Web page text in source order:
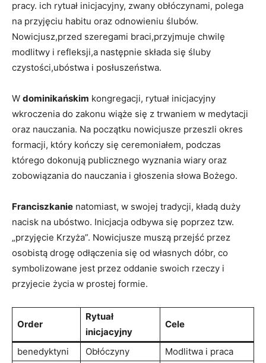
pracy. ich rytuał ⁣inicjacyjny, zwany ⁤obłóczynami, polega
na przyjęciu habitu oraz odnowieniu ślubów.
Nowicjusz,przed⁣ szeregami braci,przyjmuje ⁢chwilę
modlitwy i refleksji,a następnie składa się śluby
czystości,ubóstwa i posłuszeństwa.
W dominikańskim kongregacji, rytuał inicjacyjny
‌wkroczenia do zakonu wiąże się z trwaniem w medytacji
oraz nauczania. Na początku nowicjusze przeszli okres
formacji, który kończy się ceremoniałem, podczas
którego dokonują publicznego wyznania wiary ‍oraz
zobowiązania do nauczania ​i głoszenia słowa Bożego.
Franciszkanie natomiast,​ w swojej tradycji, ⁢kładą duży​
nacisk ‍na ubóstwo. Inicjacja odbywa się poprzez tzw.
„przyjęcie ​Krzyża”. Nowicjusze muszą przejść przez
osobistą drogę odłączenia się od własnych dóbr, co
symbolizowane jest przez oddanie swoich rzeczy i​
przyjecie życia w prostej formie.
Order
Rytuał
inicjacyjny
Cele
benedyktyni Obłóczyny Modlitwa i praca